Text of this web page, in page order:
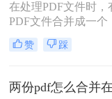
在处理PDF文件时，
PDF文件合并成一个
存储或打印。那么如
一个呢？本文将介绍
赞 踩